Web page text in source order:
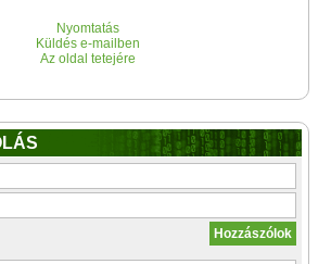
Nyomtatás
Küldés e-mailben
Az oldal tetejére